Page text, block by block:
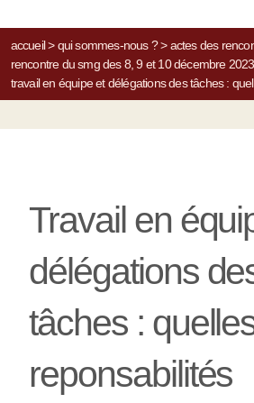
accueil> qui sommes-nous ?> actes des
rencontre du smg des 8, 9 et 10 décembre 2023
travail en équipe et délégations des tâches :
Travail en
délégations
tâches :
reponsabilités